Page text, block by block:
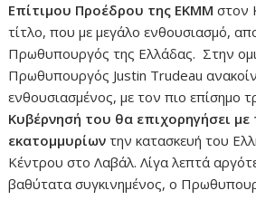
Επίτιμου Προέδρου της ΕΚΜΜ στον
τίτλο, που με μεγάλο ενθουσιασμό,
Πρωθυπουργός της Ελλάδας. Στην
Πρωθυπουργός Justin Trudeau
ενθουσιασμένος, με τον πιο επίσημο
Κυβέρνησή του θα επιχορηγήσει
εκατομμυρίων την κατασκευή του
Κέντρου στο Λαβάλ. Λίγα λεπτά
βαθύτατα συγκινημένος, ο